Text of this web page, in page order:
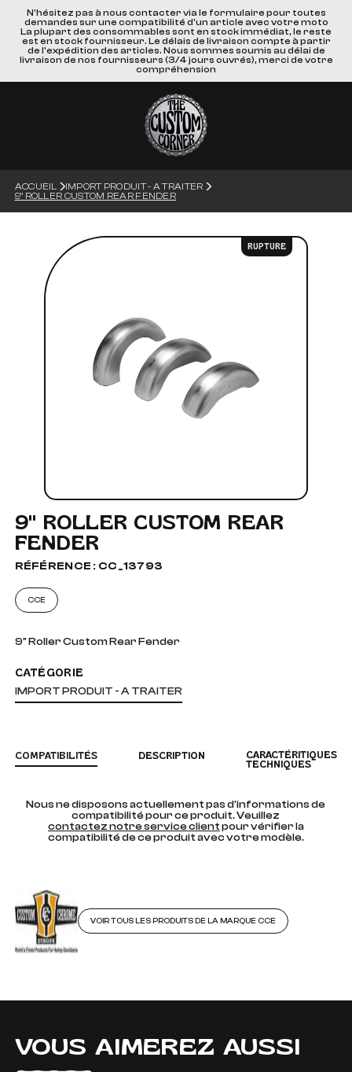
N'hésitez pas à nous contacter via le formulaire pour toutes
demandes sur une compatibilité d'un article avec votre moto
La plupart des consommables sont en stock immédiat, le reste
est en stock fournisseur. Le délais de livraison compte à partir
de l'expédition des articles. Nous sommes soumis au délai de
livraison de nos fournisseurs (3/4 jours ouvrés), merci de votre
compréhension
ACCUEIL
IMPORT PRODUIT - A TRAITER
9" ROLLER CUSTOM REAR FENDER
RUPTURE
9" ROLLER CUSTOM REAR
FENDER
RÉFÉRENCE : CC_13793
CCE
9" Roller Custom Rear Fender
CATÉGORIE
IMPORT PRODUIT - A TRAITER
COMPATIBILITÉS DESCRIPTION
CARACTÉRITIQUES
TECHNIQUES
Nous ne disposons actuellement pas d'informations de
compatibilité pour ce produit. Veuillez
contactez notre service clientpour vérifier la
compatibilité de ce produit avec votre modèle.
VOIR TOUS LES PRODUITS DE LA MARQUE CCE
VOUS AIMEREZ AUSSI